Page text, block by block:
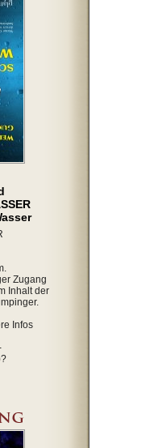
Zugang
Inhalt der
Infos